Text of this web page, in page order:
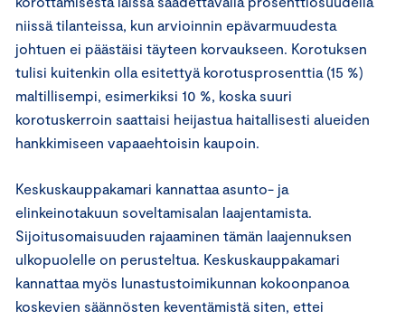
niissä tilanteissa, kun arvioinnin epävarmuudesta
johtuen ei päästäisi täyteen korvaukseen. Korotuksen
tulisi kuitenkin olla esitettyä korotusprosenttia (15 %)
maltillisempi, esimerkiksi 10 %, koska suuri
korotuskerroin saattaisi heijastua haitallisesti alueiden
hankkimiseen vapaaehtoisin kaupoin.
Keskuskauppakamari kannattaa asunto- ja
elinkeinotakuun soveltamisalan laajentamista.
Sijoitusomaisuuden rajaaminen tämän laajennuksen
ulkopuolelle on perusteltua. Keskuskauppakamari
kannattaa myös lunastustoimikunnan kokoonpanoa
koskevien säännösten keventämistä siten, ettei